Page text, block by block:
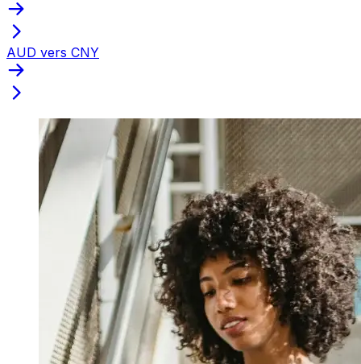
AUD vers CNY